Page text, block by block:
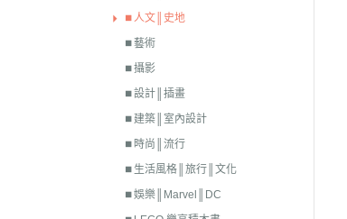
⏹︎人文║史地
⏹︎藝術
⏹︎攝影
⏹︎設計║插畫
⏹︎建築║室內設計
⏹︎時尚║流行
⏹︎生活風格║旅行║文化
⏹︎娛樂║Marvel║DC